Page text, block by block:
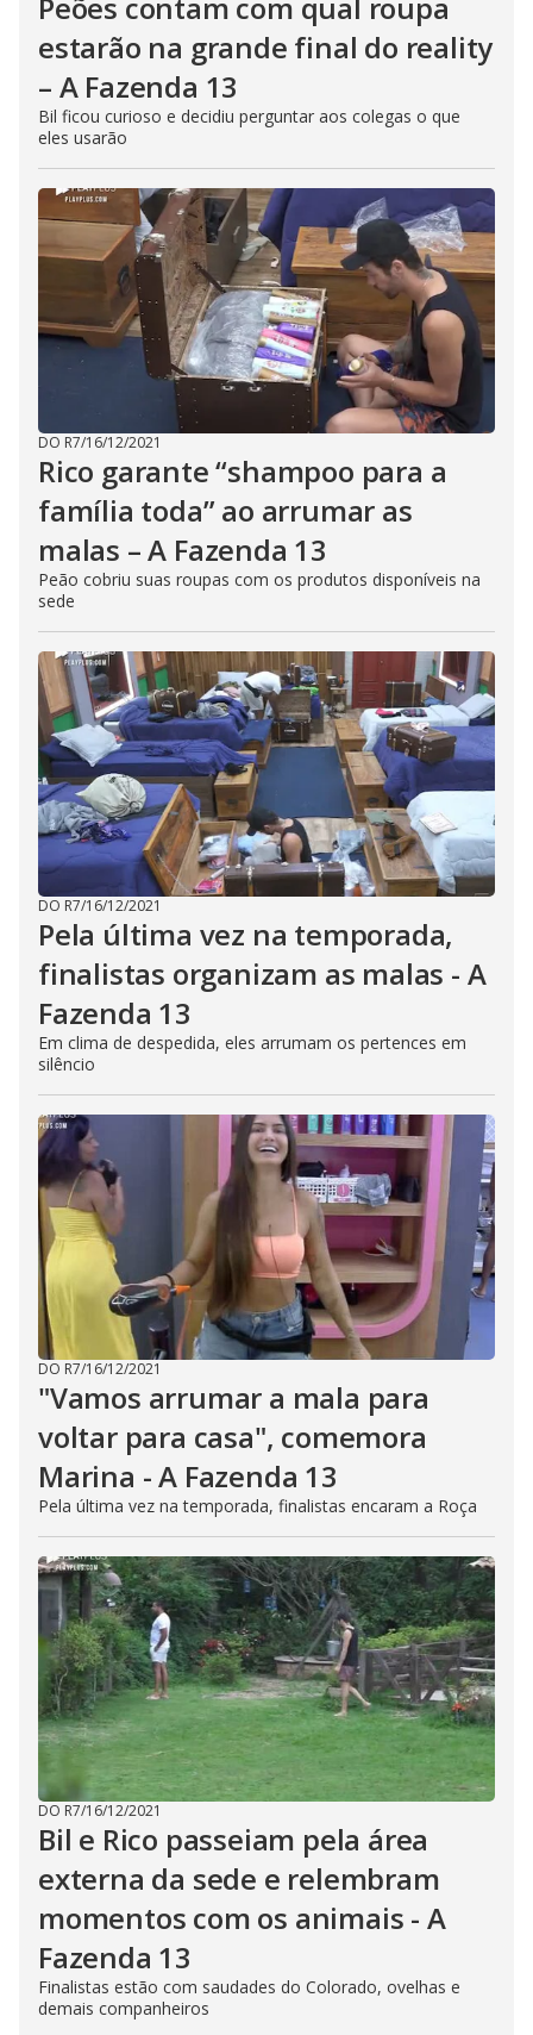
estarão na grande final do reality
– A Fazenda 13
Bil ficou curioso e decidiu perguntar aos colegas o que
eles usarão
DO R7/16/12/2021
Rico garante “shampoo para a
família toda” ao arrumar as
malas – A Fazenda 13
Peão cobriu suas roupas com os produtos disponíveis na
sede
DO R7/16/12/2021
Pela última vez na temporada,
finalistas organizam as malas - A
Fazenda 13
Em clima de despedida, eles arrumam os pertences em
silêncio
DO R7/16/12/2021
"Vamos arrumar a mala para
voltar para casa", comemora
Marina - A Fazenda 13
Pela última vez na temporada, finalistas encaram a Roça
DO R7/16/12/2021
Bil e Rico passeiam pela área
externa da sede e relembram
momentos com os animais - A
Fazenda 13
Finalistas estão com saudades do Colorado, ovelhas e
demais companheiros